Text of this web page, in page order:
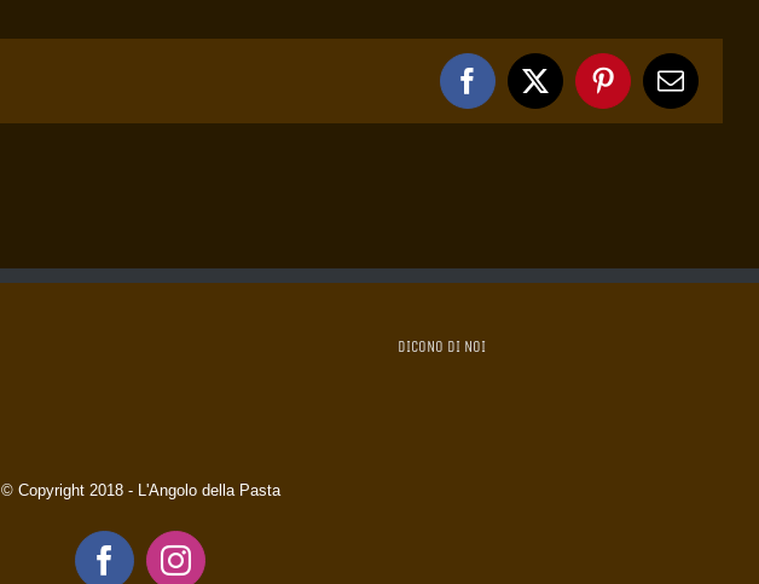
Facebook
X PinterestEmail
DICONO DI NOI
© Copyright 2018 - L'Angolo della Pasta
FacebookInstagram